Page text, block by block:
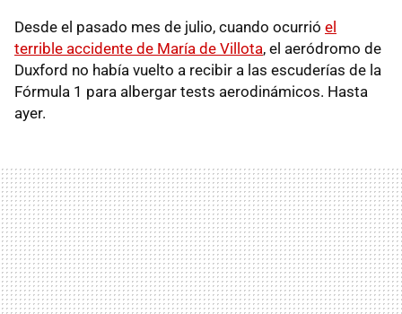
Desde el pasado mes de julio, cuando ocurrió el
terrible accidente de María de Villota, el aeródromo de
Duxford no había vuelto a recibir a las escuderías de la
Fórmula 1 para albergar tests aerodinámicos. Hasta
ayer.